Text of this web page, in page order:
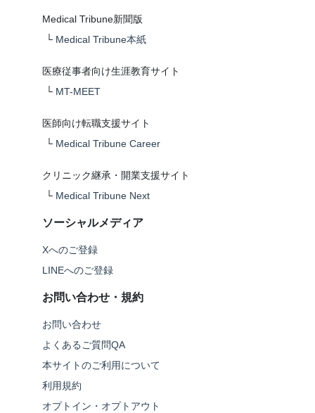
Medical Tribune新聞版
└ Medical Tribune本紙
医療従事者向け生涯教育サイト
└ MT-MEET
医師向け転職支援サイト
└ Medical Tribune Career
クリニック継承・開業支援サイト
└ Medical Tribune Next
ソーシャルメディア
Xへのご登録
LINEへのご登録
お問い合わせ・規約
お問い合わせ
よくあるご質問QA
本サイトのご利用について
利用規約
オプトイン・オプトアウト